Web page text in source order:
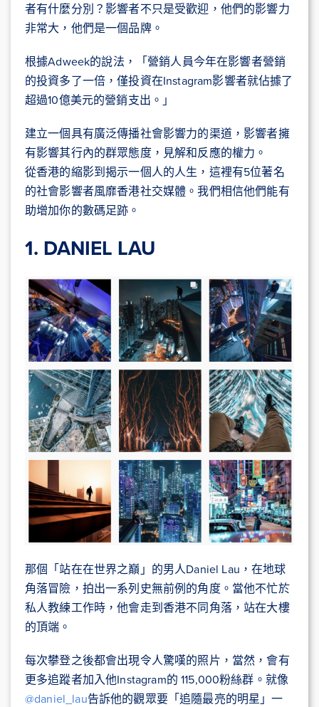
者有什麼分別？影響者不只是受歡迎，他們的影響力
非常大，他們是一個品牌。
根據Adweek的說法，「營銷人員今年在影響者營銷
的投資多了一倍，僅投資在Instagram影響者就佔據了
超過10億美元的營銷支出。」
建立一個具有廣泛傳播社會影響力的渠道，影響者擁
有影響其行內的群眾態度，見解和反應的權力。
從香港的縮影到揭示一個人的人生，這裡有5位著名
的社會影響者風靡香港社交媒體。我們相信他們能有
助增加你的數碼足跡。
1. DANIEL LAU
那個「站在在世界之巔」的男人Daniel Lau，在地球
角落冒險，拍出一系列史無前例的角度。當他不忙於
私人教練工作時，他會走到香港不同角落，站在大樓
的頂端。
每次攀登之後都會出現令人驚嘆的照片，當然，會有
更多追蹤者加入他Instagram的 115,000粉絲群。就像
@daniel_lau告訴他的觀眾要「追隨最亮的明星」一